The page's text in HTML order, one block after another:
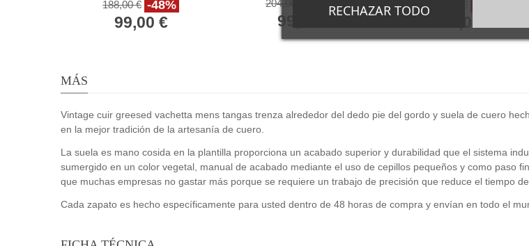
188,00 € -48%
99,00 €
204,00 € -53%
99,00 €
MÁS
Vintage cuir greesed vachetta mens tangas trenza alrededor del dedo pie del gordo y suela de cuero
en la mejor tradición de la artesanía de cuero.
La suela es mano cosida en la plantilla proporciona un acabado superior y durabilidad que el sistema
sumergido en un color vegetal, manual de acabado mediante el uso de cepillos pequeños y como paso
que muchas empresas no gastar más porque se requiere un trabajo de precisión que reduce el tiempo
Cada zapato es hecho específicamente para usted dentro de 48 horas de compra y envían en todo el
RECHAZAR TODO